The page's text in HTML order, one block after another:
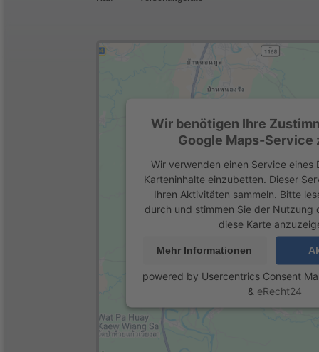
Wir benötigen Ihre
Google Maps-Service
Wir verwenden einen Service eines
Karteninhalte einzubetten. Dieser
Ihren Aktivitäten sammeln. Bitte
durch und stimmen Sie der Nutzung
diese Karte
Mehr Informationen
powered by Usercentrics Consent
& eRecht24